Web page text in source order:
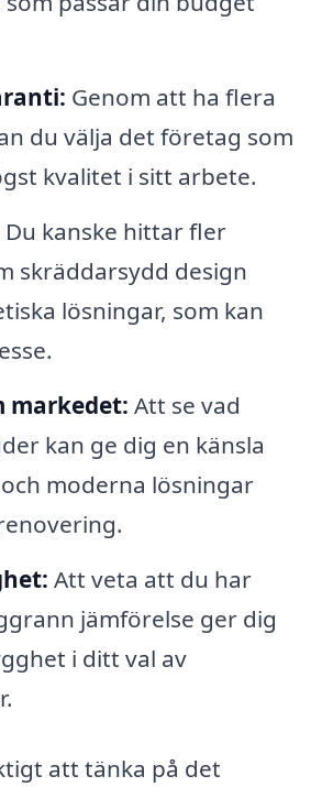
Genom att ha flera
du välja det företag som
kvalitet i sitt arbete.
Du kanske hittar fler
skräddarsydd design
lösningar, som kan
markedet: Att se vad
kan ge dig en känsla
moderna lösningar
Att veta att du har
jämförelse ger dig
i ditt val av
att tänka på det